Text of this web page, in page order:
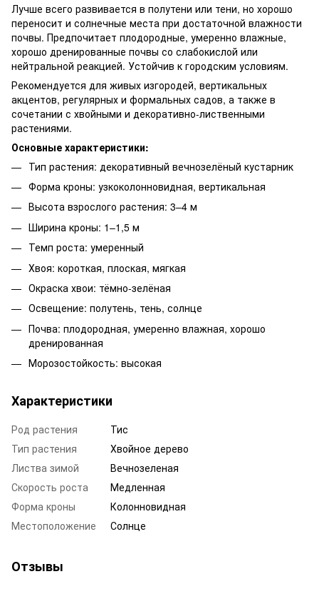
Лучше всего развивается в полутени или тени, но хорошо
переносит и солнечные места при достаточной влажности
почвы. Предпочитает плодородные, умеренно влажные,
хорошо дренированные почвы со слабокислой или
нейтральной реакцией. Устойчив к городским условиям.
Рекомендуется для живых изгородей, вертикальных
акцентов, регулярных и формальных садов, а также в
сочетании с хвойными и декоративно-лиственными
растениями.
Основные характеристики:
Тип растения: декоративный вечнозелёный кустарник
Форма кроны: узкоколонновидная, вертикальная
Высота взрослого растения: 3–4 м
Ширина кроны: 1–1,5 м
Темп роста: умеренный
Хвоя: короткая, плоская, мягкая
Окраска хвои: тёмно-зелёная
Освещение: полутень, тень, солнце
Почва: плодородная, умеренно влажная, хорошо
дренированная
Морозостойкость: высокая
Характеристики
Род растения
Тис
Тип растения
Хвойное дерево
Листва зимой
Вечнозеленая
Скорость роста
Медленная
Форма кроны
Колонновидная
Местоположение
Солнце
Отзывы